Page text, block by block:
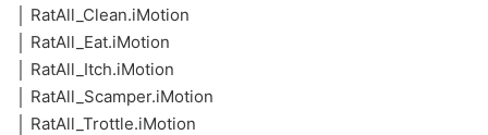
│ RatAll_Clean.iMotion
│ RatAll_Eat.iMotion
│ RatAll_Itch.iMotion
│ RatAll_Scamper.iMotion
│ RatAll_Trottle.iMotion